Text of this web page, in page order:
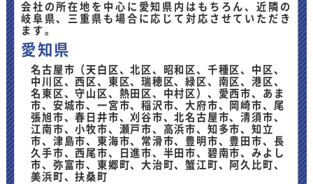
会社の所在地を中心に愛知県内はもちろん、近隣の
岐阜県、三重県も場合に応じて対応させていただき
ます。
愛知県
名古屋市（天白区、北区、昭和区、千種区、中区、
中川区、西区、東区、瑞穂区、緑区、南区、港区、
名東区、守山区、熱田区、中村区）、愛西市、あま
市、安城市、一宮市、稲沢市、大府市、岡崎市、尾
張旭市、春日井市、刈谷市、北名古屋市、清須市、
江南市、小牧市、瀬戸市、高浜市、知多市、知立
市、津島市、東海市、常滑市、豊明市、豊田市、長
久手市、西尾市、日進市、半田市、碧南市、みよし
市、弥富市、東郷町、大治町、蟹江町、阿久比町、
美浜町、扶桑町